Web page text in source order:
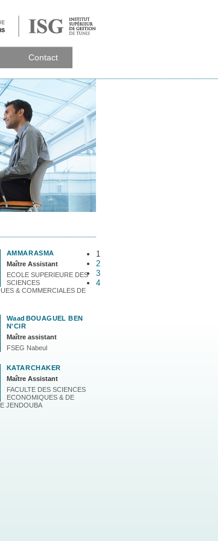
Contact
AMMARASMA
Maître Assistant
ECOLE SUPERIEURE DES
SCIENCES
& COMMERCIALES DE
Waad BOUAGUEL BEN
N'CIR
Maître assistant
FSEG Nabeul
KATARCHAKER
Maître Assistant
FACULTE DES SCIENCES
ECONOMIQUES & DE
JENDOUBA
1
2
3
4